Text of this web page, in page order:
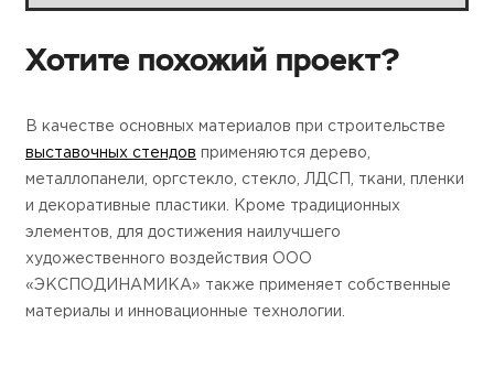
Хотите похожий проект?
В качестве основных материалов при строительстве
выставочных стендов применяются дерево,
металлопанели, оргстекло, стекло, ЛДСП, ткани, пленки
и декоративные пластики. Кроме традиционных
элементов, для достижения наилучшего
художественного воздействия ООО
«ЭКСПОДИНАМИКА» также применяет собственные
материалы и инновационные технологии.